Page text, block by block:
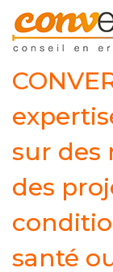
sur des
des
santé